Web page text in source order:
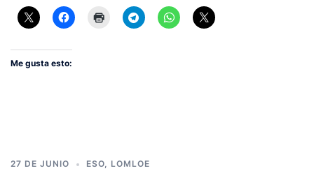
Me gusta esto:
27 DE JUNIO ESO, LOMLOE